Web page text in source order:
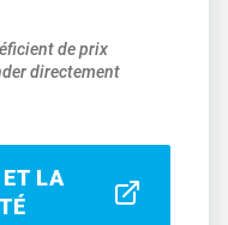
de prix
directement
LA